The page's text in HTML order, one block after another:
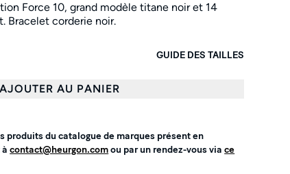
Force 10, grand modèle titane noir et 14
Bracelet corderie noir.
GUIDE DES TAILLES
AJOUTER AU PANIER
produits du catalogue de marques présent en
àcontact@heurgon.comou par un rendez-vous viace